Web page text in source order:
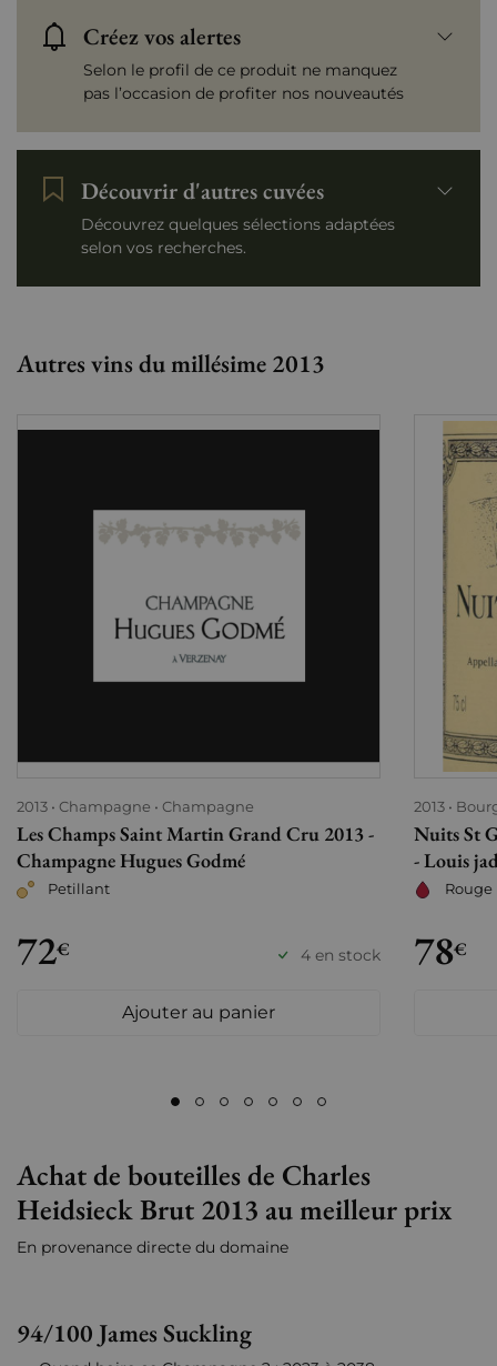
Créez vos alertes
Selon le profil de ce produit ne manquez
pas l’occasion de profiter nos nouveautés
Découvrir d'autres cuvées
Découvrez quelques sélections adaptées
selon vos recherches.
Autres vins du millésime 2013
2013 Champagne Champagne
Les Champs Saint Martin Grand Cru 2013 -
Champagne Hugues Godmé
Petillant
72€ 4 en stock
Ajouter au panier
2013
Nuits St
- Louis
Rouge
78€
Achat de bouteilles de Charles
Heidsieck Brut 2013 au meilleur prix
En provenance directe du domaine
94/100 James Suckling